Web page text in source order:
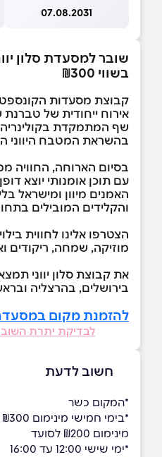
07.08.2031
שובר למסעדת סלון
בשווי ₪300
קבוצת מסעדות הקונספט
אירוח ייחודית של
שף המתמקדת בקולינריה
בהשראת המטבח היווני
בסיום הארוחה, החוויה
עם תוכן אומנותי יוצא
האמנים מיוון ומישראל
והקלידים המובילים
מוזיקה, שמחה, ריקודים
את קבוצת סלון יווני
בירושלים, בהרצליה
להזמנת מקום
לבדיקת יתרת
חשוב לדעת
*המקום כשר
מינימום ₪200 לסועד
*ימי שישי 12:00 עד 16:00